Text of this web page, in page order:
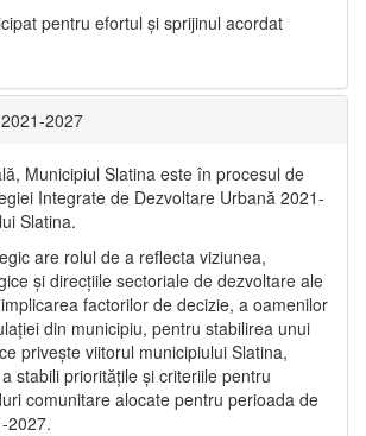
pentru efortul şi sprijinul acordat
2027
Municipiul Slatina este în procesul de
Integrate de Dezvoltare Urbană 2021‐
Slatina.
are rolul de a reflecta viziunea,
și direcțiile sectoriale de dezvoltare ale
factorilor de decizie, a oamenilor
din municipiu, pentru stabilirea unui
privește viitorul municipiului Slatina,
stabili prioritățile și criteriile pentru
comunitare alocate pentru perioada de
2027.